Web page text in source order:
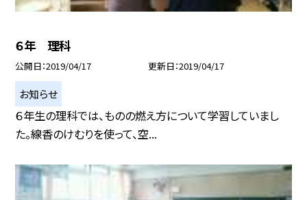
６年 理科
公開日 2019/04/17 更新日 2019/04/17
お知らせ
６年生の理科では、ものの燃え方について学習していまし
た。線香のけむりを使って、空...